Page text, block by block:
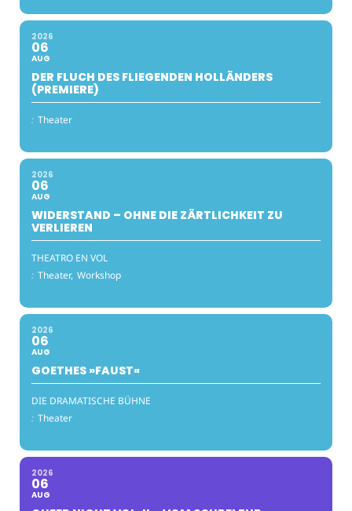
2026
06
AUG
DER FLUCH DES FLIEGENDEN HOLLÄNDERS
(PREMIERE)
: Theater
2026
06
AUG
WIDERSTAND – OHNE DIE ZÄRTLICHKEIT ZU
VERLIEREN
THEATRO EN VOL
: Theater, Workshop
2026
06
AUG
GOETHES »FAUST«
DIE DRAMATISCHE BÜHNE
: Theater
2026
06
AUG